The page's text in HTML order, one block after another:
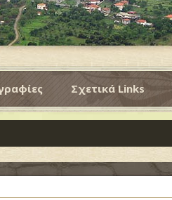
Σχετικά Links